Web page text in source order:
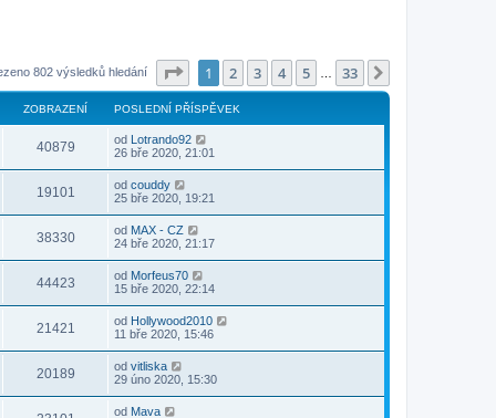
802 výsledků hledání Stránka z
1 2 3 4 5 33
ZOBRAZENÍ POSLEDNÍ PŘÍSPĚVEK
40879 od Lotrando92
26 bře 2020, 21:01
19101 od couddy
25 bře 2020, 19:21
38330 od MAX - CZ
24 bře 2020, 21:17
44423 od Morfeus70
15 bře 2020, 22:14
21421 od Hollywood2010
11 bře 2020, 15:46
20189 od vitliska
29 úno 2020, 15:30
od Mava